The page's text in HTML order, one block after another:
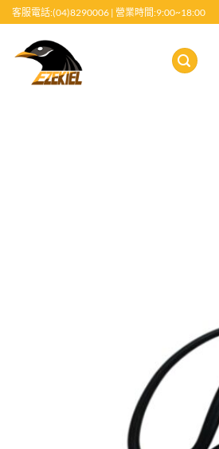
至
客服電話:(04)8290006 | 營業時間:9:00~18:00